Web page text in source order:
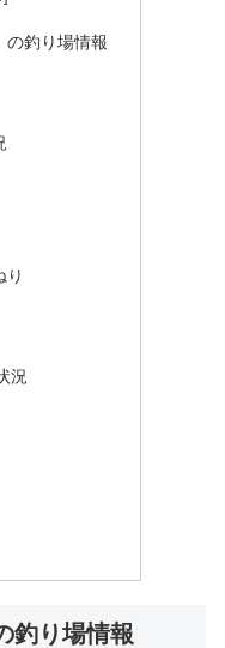
の釣り場情報
り
況
釣り場情報